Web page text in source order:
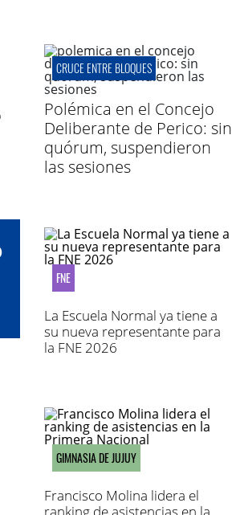
CRUCE ENTRE BLOQUES
Polémica en el Concejo
Deliberante de Perico: sin
quórum, suspendieron
las sesiones
FNE
La Escuela Normal ya tiene a
su nueva representante para
la FNE 2026
GIMNASIA DE JUJUY
Francisco Molina lidera el
ranking de asistencias en la